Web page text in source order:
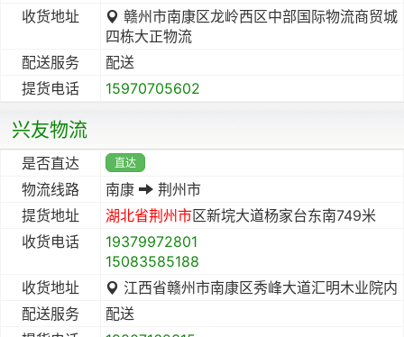
收货地址
赣州市南康区龙岭西区中部国际物流商贸城
四栋大正物流
配送服务
配送
提货电话
15970705602
兴友物流
是否直达 直达
物流线路 南康
荆州市
提货地址
湖北省荆州市区新垸大道杨家台东南749米
收货电话
19379972801
15083585188
收货地址
江西省赣州市南康区秀峰大道汇明木业院内
配送服务
配送